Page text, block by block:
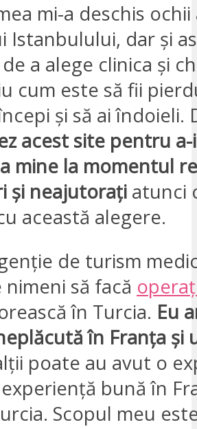
mi-a deschis
Istanbulului, dar și
a alege clinica și
cum este să fii
și să ai îndoieli.
acest site pentru
mine la momentul
și neajutorați atunci
această alegere.
de turism
să facă
în Turcia. Eu
în Franța și
poate au avut o
bună în
Scopul meu